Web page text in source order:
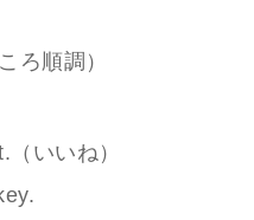
ろ順調）
いいね）